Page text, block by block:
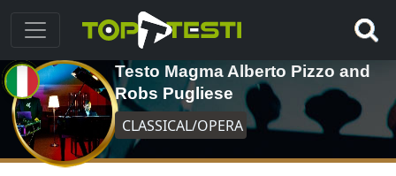
Testo Magma Alberto Pizzo and
Robs Pugliese
CLASSICAL/OPERA